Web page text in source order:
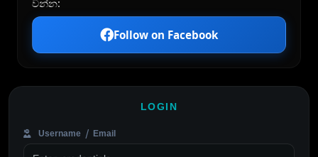
වන්න:
Follow on Facebook
LOGIN
Username / Email